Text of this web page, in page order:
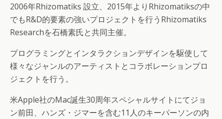
2006年Rhizomatiks 設立、2015年よりRhizomatiksの中
でもR&D的要素の強いプロジェクトを行うRhizomatiks
Researchを石橋素氏と共同主催。
プログラミングとインタラクションデザインを駆使して
様々なジャンルのアーティストとコラボレーションプロ
ジェクトを行う。
米Apple社のMac誕生30周年スペシャルサイトにてジョ
ン前田、ハンズ・ジマーを含む11人のキーパーソンの内